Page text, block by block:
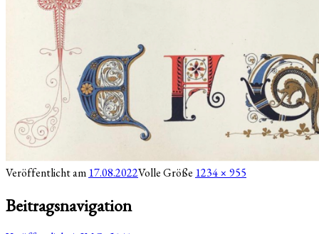
Veröffentlicht am 17.08.2022Volle Größe 1234 × 955
Beitragsnavigation